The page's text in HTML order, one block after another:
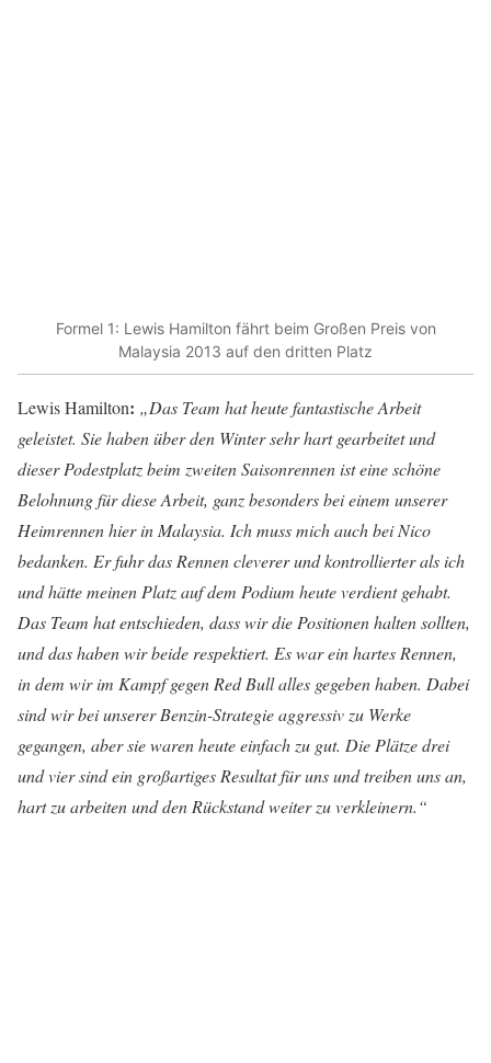
Formel 1: Lewis Hamilton fährt beim Großen Preis von
Malaysia 2013 auf den dritten Platz
Lewis Hamilton: „Das Team hat heute fantastische Arbeit
geleistet. Sie haben über den Winter sehr hart gearbeitet und
dieser Podestplatz beim zweiten Saisonrennen ist eine schöne
Belohnung für diese Arbeit, ganz besonders bei einem unserer
Heimrennen hier in Malaysia. Ich muss mich auch bei Nico
bedanken. Er fuhr das Rennen cleverer und kontrollierter als ich
und hätte meinen Platz auf dem Podium heute verdient gehabt.
Das Team hat entschieden, dass wir die Positionen halten sollten,
und das haben wir beide respektiert. Es war ein hartes Rennen,
in dem wir im Kampf gegen Red Bull alles gegeben haben. Dabei
sind wir bei unserer Benzin-Strategie aggressiv zu Werke
gegangen, aber sie waren heute einfach zu gut. Die Plätze drei
und vier sind ein großartiges Resultat für uns und treiben uns an,
hart zu arbeiten und den Rückstand weiter zu verkleinern.“